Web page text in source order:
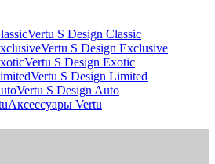
Vertu S Design Classic
Vertu S Design Exclusive
Vertu S Design Exotic
Vertu S Design Limited
Vertu S Design Auto
Аксессуары Vertu